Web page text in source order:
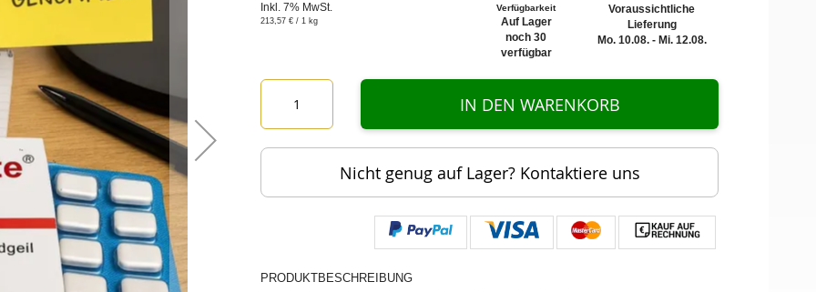
Inkl. 7% MwSt.
213,57 € / 1 kg
Verfügbarkeit
Auf Lager
noch 30
verfügbar
Voraussichtliche
Lieferung
Mo. 10.08. - Mi. 12.08.
IN DEN WARENKORB
Nicht genug auf Lager? Kontaktiere uns
PRODUKTBESCHREIBUNG